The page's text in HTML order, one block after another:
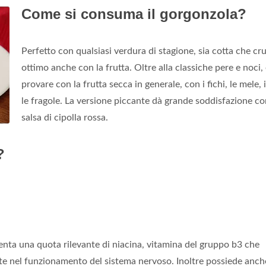
Come si consuma il gorgonzola?
Perfetto con qualsiasi verdura di stagione, sia cotta che
ottimo anche con la frutta. Oltre alla classiche pere e noci,
provare con la frutta secca in generale, con i fichi, le mele,
le fragole. La versione piccante dà grande soddisfazione
salsa di cipolla rossa.
una quota rilevante di niacina, vitamina del gruppo b3 che
nel funzionamento del sistema nervoso. Inoltre possiede